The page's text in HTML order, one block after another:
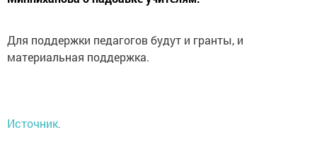
Для поддержки педагогов будут и гранты, и
материальная поддержка.
Источник.